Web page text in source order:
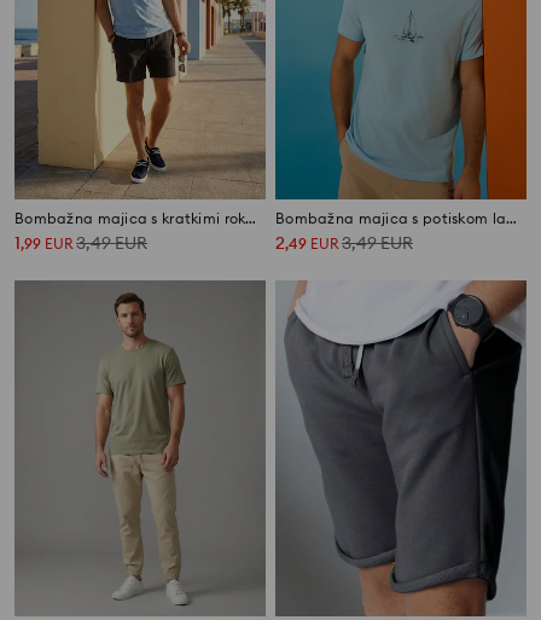
Bombažna majica s kratkimi rokavi
1,99 EUR3,49EUR
Bombažna majica s potiskom ladje
2,49 EUR3,49EUR